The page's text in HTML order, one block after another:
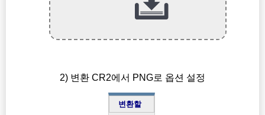
2) 변환 CR2에서 PNG로 옵션 설정
변환할